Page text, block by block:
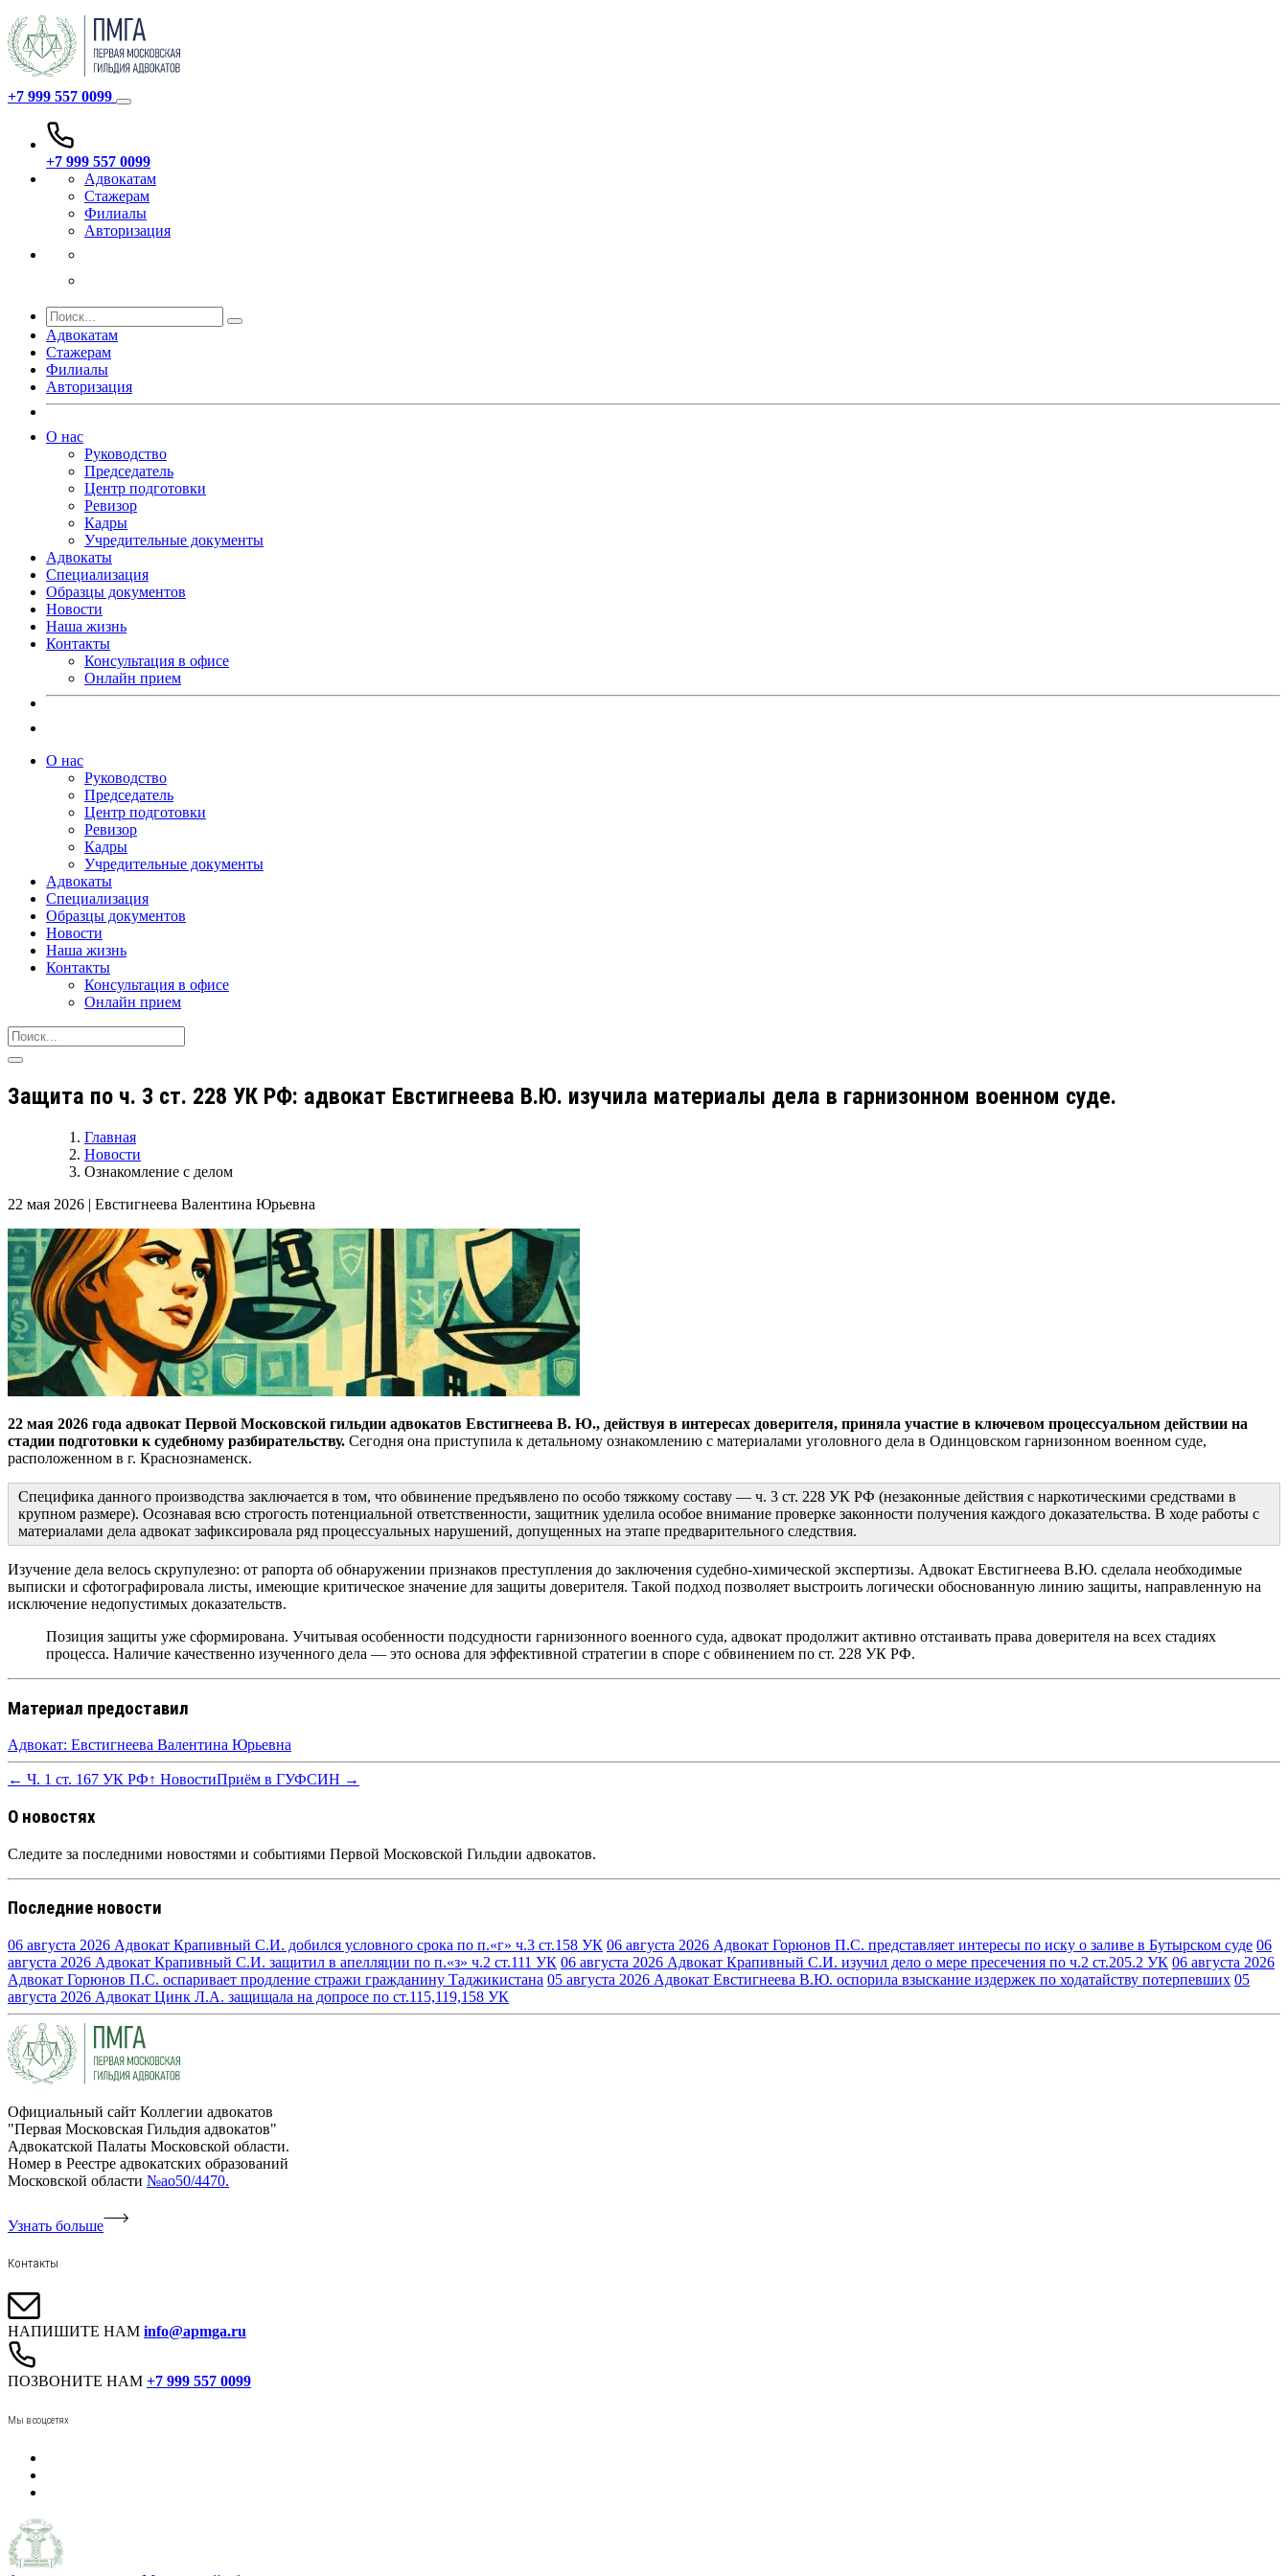
+7 999 557 0099
+7 999 557 0099
Адвокатам
Стажерам
Филиалы
Авторизация
Адвокатам
Стажерам
Филиалы
Авторизация
О нас
Руководство
Председатель
Центр подготовки
Ревизор
Кадры
Учредительные документы
Адвокаты
Специализация
Образцы документов
Новости
Наша жизнь
Контакты
Консультация в офисе
Онлайн прием
О нас
Руководство
Председатель
Центр подготовки
Ревизор
Кадры
Учредительные документы
Адвокаты
Специализация
Образцы документов
Новости
Наша жизнь
Контакты
Консультация в офисе
Онлайн прием
Защита по ч. 3 ст. 228 УК РФ: адвокат Евстигнеева В.Ю. изучила материалы дела в гарнизонном военном суде.
Главная
Новости
Ознакомление с делом
22 мая 2026 | Евстигнеева Валентина Юрьевна
22 мая 2026 года адвокат Первой Московской гильдии адвокатов Евстигнеева В. Ю., действуя в интересах доверителя, приняла участие в ключевом процессуальном действии на
стадии подготовки к судебному разбирательству. Сегодня она приступила к детальному ознакомлению с материалами уголовного дела в Одинцовском гарнизонном военном суде,
расположенном в г. Краснознаменск.
Специфика данного производства заключается в том, что обвинение предъявлено по особо тяжкому составу — ч. 3 ст. 228 УК РФ (незаконные действия с наркотическими средствами в
крупном размере). Осознавая всю строгость потенциальной ответственности, защитник уделила особое внимание проверке законности получения каждого доказательства. В ходе работы с
материалами дела адвокат зафиксировала ряд процессуальных нарушений, допущенных на этапе предварительного следствия.
Изучение дела велось скрупулезно: от рапорта об обнаружении признаков преступления до заключения судебно-химической экспертизы. Адвокат Евстигнеева В.Ю. сделала необходимые
выписки и сфотографировала листы, имеющие критическое значение для защиты доверителя. Такой подход позволяет выстроить логически обоснованную линию защиты, направленную на
исключение недопустимых доказательств.
Позиция защиты уже сформирована. Учитывая особенности подсудности гарнизонного военного суда, адвокат продолжит активно отстаивать права доверителя на всех стадиях
процесса. Наличие качественно изученного дела — это основа для эффективной стратегии в споре с обвинением по ст. 228 УК РФ.
Материал предоставил
Адвокат: Евстигнеева Валентина Юрьевна
← Ч. 1 ст. 167 УК РФ↑ НовостиПриём в ГУФСИН →
О новостях
Следите за последними новостями и событиями Первой Московской Гильдии адвокатов.
Последние новости
06 августа 2026 Адвокат Крапивный С.И. добился условного срока по п.«г» ч.3 ст.158 УК 06 августа 2026 Адвокат Горюнов П.С. представляет интересы по иску о заливе в Бутырском суде 06
августа 2026 Адвокат Крапивный С.И. защитил в апелляции по п.«з» ч.2 ст.111 УК 06 августа 2026 Адвокат Крапивный С.И. изучил дело о мере пресечения по ч.2 ст.205.2 УК 06 августа 2026
Адвокат Горюнов П.С. оспаривает продление стражи гражданину Таджикистана 05 августа 2026 Адвокат Евстигнеева В.Ю. оспорила взыскание издержек по ходатайству потерпевших 05
августа 2026 Адвокат Цинк Л.А. защищала на допросе по ст.115,119,158 УК
Официальный сайт Коллегии адвокатов
"Первая Московская Гильдия адвокатов"
Адвокатской Палаты Московской области.
Номер в Реестре адвокатских образований
Московской области №ао50/4470.
Узнать больше
Контакты
НАПИШИТЕ НАМ info@apmga.ru
ПОЗВОНИТЕ НАМ +7 999 557 0099
Мы в соцсетях